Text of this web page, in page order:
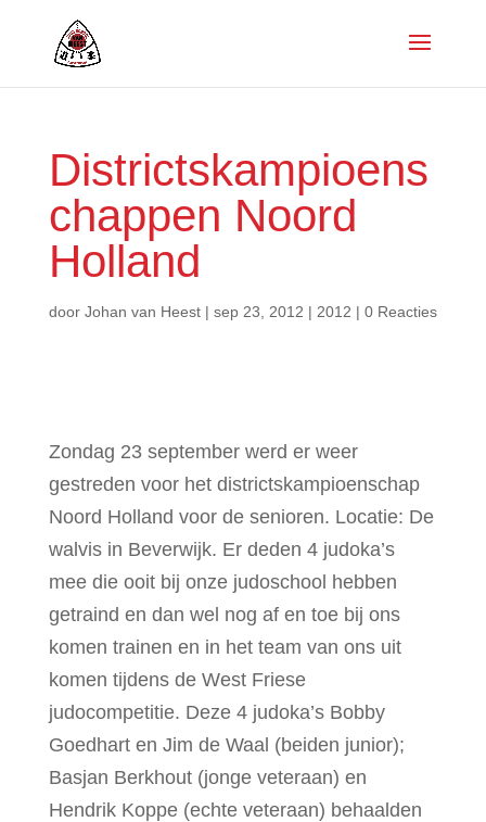
Districtskampioens
chappen Noord
Holland
door Johan van Heest| sep 23, 2012 | 2012 | 0 Reacties
Zondag 23 september werd er weer
gestreden voor het districtskampioenschap
Noord Holland voor de senioren. Locatie: De
walvis in Beverwijk. Er deden 4 judoka’s
mee die ooit bij onze judoschool hebben
getraind en dan wel nog af en toe bij ons
komen trainen en in het team van ons uit
komen tijdens de West Friese
judocompetitie. Deze 4 judoka’s Bobby
Goedhart en Jim de Waal (beiden junior);
Basjan Berkhout (jonge veteraan) en
Hendrik Koppe (echte veteraan) behaalden